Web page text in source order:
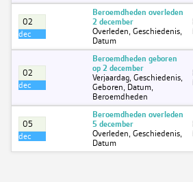
02
dec
Beroemdheden overleden
2 december
Overleden, Geschiedenis,
Datum
02
dec
Beroemdheden geboren
op 2 december
Verjaardag, Geschiedenis,
Geboren, Datum,
Beroemdheden
05
dec
Beroemdheden overleden
5 december
Overleden, Geschiedenis,
Datum